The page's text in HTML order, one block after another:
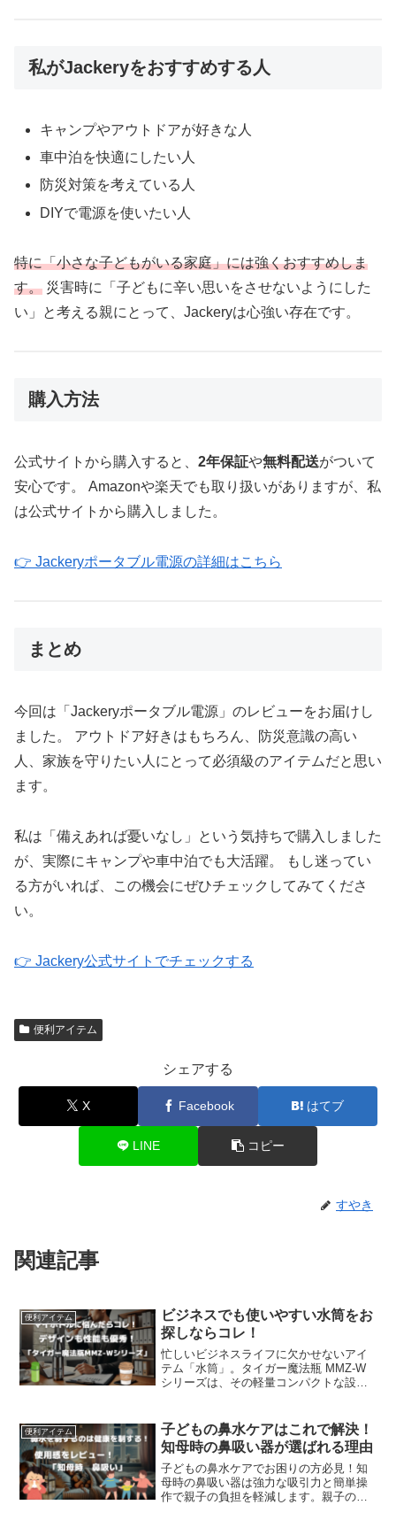
私がJackeryをおすすめする人
キャンプやアウトドアが好きな人
車中泊を快適にしたい人
防災対策を考えている人
DIYで電源を使いたい人
特に「小さな子どもがいる家庭」には強くおすすめしま
す。 災害時に「子どもに辛い思いをさせないようにした
い」と考える親にとって、Jackeryは心強い存在です。
購入方法
公式サイトから購入すると、 2年保証や無料配送がついて
安心です。 Amazonや楽天でも取り扱いがありますが、私
は公式サイトから購入しました。
👉 Jackeryポータブル電源の詳細はこちら
まとめ
今回は「Jackeryポータブル電源」のレビューをお届けし
ました。 アウトドア好きはもちろん、防災意識の高い
人、家族を守りたい人にとって必須級のアイテムだと思い
ます。
私は「備えあれば憂いなし」という気持ちで購入しました
が、実際にキャンプや車中泊でも大活躍。 もし迷ってい
る方がいれば、この機会にぜひチェックしてみてくださ
い。
👉 Jackery公式サイトでチェックする
便利アイテム
シェアする
X Facebook はてブ
LINE コピー
すやき
関連記事
便利アイテム
ビジネスでも使いやすい水筒をお
探しならコレ！
忙しいビジネスライフに欠かせないアイ
テム「水筒」。タイガー魔法瓶 MMZ-W
シリーズは、その軽量コンパクトな設計
では、特におすすめの3モデルの特徴を徹
底解説！容量別の使い勝手や、デザイン
性、お手入れのしやすさなど、選ぶ際に
役立つポイントを詳しくご紹介します。
便利アイテム
子どもの鼻水ケアはこれで解決！
知母時の鼻吸い器が選ばれる理由
子どもの鼻水ケアでお困りの方必見！知
母時の鼻吸い器は強力な吸引力と簡単操
作で親子の負担を軽減します。親子の快